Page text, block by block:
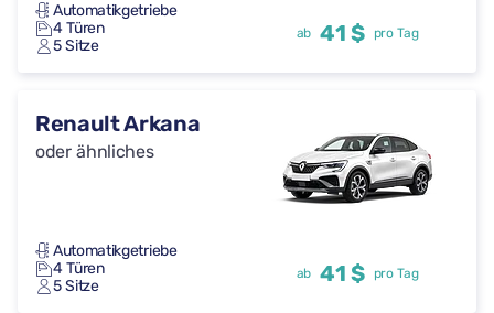
Automatikgetriebe
4 Türen
5 Sitze
ab 41 $ pro Tag
Renault Arkana
oder ähnliches
Automatikgetriebe
4 Türen
5 Sitze
ab 41 $ pro Tag